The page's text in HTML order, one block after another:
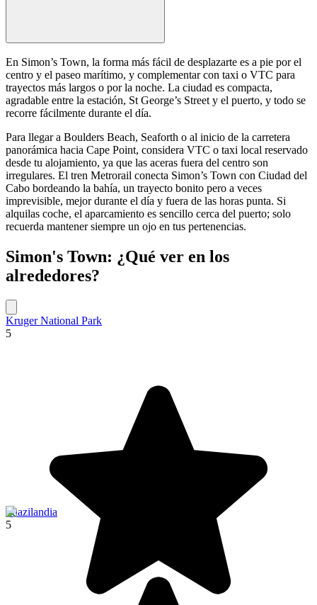
En Simon’s Town, la forma más fácil de desplazarte es a pie por el
centro y el paseo marítimo, y complementar con taxi o VTC para
trayectos más largos o por la noche. La ciudad es compacta,
agradable entre la estación, St George’s Street y el puerto, y todo se
recorre fácilmente durante el día.
Para llegar a Boulders Beach, Seaforth o al inicio de la carretera
panorámica hacia Cape Point, considera VTC o taxi local reservado
desde tu alojamiento, ya que las aceras fuera del centro son
irregulares. El tren Metrorail conecta Simon’s Town con Ciudad del
Cabo bordeando la bahía, un trayecto bonito pero a veces
imprevisible, mejor durante el día y fuera de las horas punta. Si
alquilas coche, el aparcamiento es sencillo cerca del puerto; solo
recuerda mantener siempre un ojo en tus pertenencias.
Simon's Town: ¿Qué ver en los
alrededores?
Kruger National Park
5
Suazilandia
5